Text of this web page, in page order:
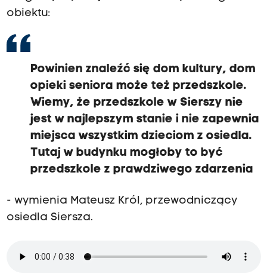
obiektu:
Powinien znaleźć się dom kultury, dom
opieki seniora może też przedszkole.
Wiemy, że przedszkole w Sierszy nie
jest w najlepszym stanie i nie zapewnia
miejsca wszystkim dzieciom z osiedla.
Tutaj w budynku mogłoby to być
przedszkole z prawdziwego zdarzenia
- wymienia Mateusz Król, przewodniczący
osiedla Siersza.